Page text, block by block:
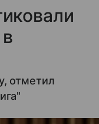
отметил